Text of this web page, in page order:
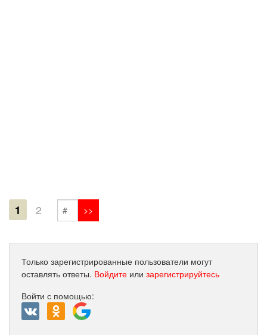
1 2
Только зарегистрированные пользователи могут
оставлять ответы. Войдите или зарегистрируйтесь
Войти с помощью: